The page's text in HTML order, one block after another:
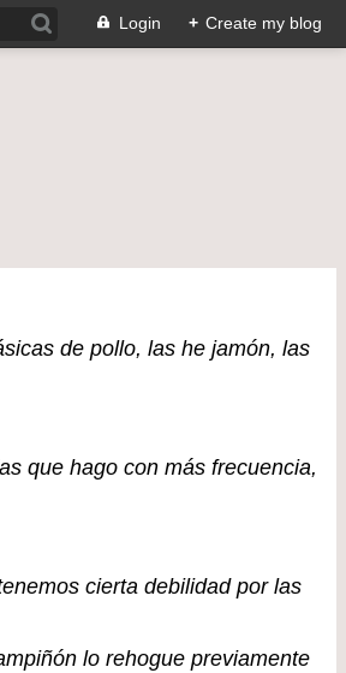
Login + Create my blog
de pollo, las he jamón, las
que hago con más frecuencia,
cierta debilidad por las
lo rehogue previamente